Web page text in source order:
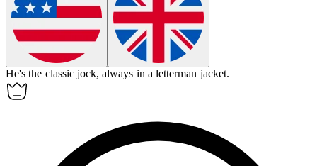
He's the classic jock, always in a letterman jacket.